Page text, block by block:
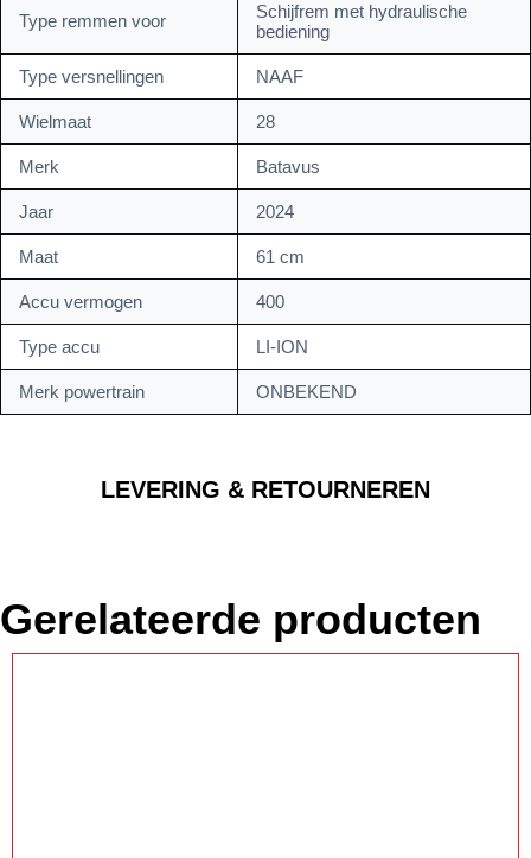
LEVERING & RETOURNEREN
Type remmen voor
Schijfrem met hydraulische
bediening
Type versnellingen NAAF
Wielmaat 28
Merk Batavus
Jaar 2024
Maat 61 cm
Accu vermogen 400
Type accu LI-ION
Merk powertrain ONBEKEND
Gerelateerde producten